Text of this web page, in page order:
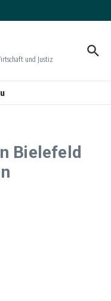
und Justiz
Bielefeld